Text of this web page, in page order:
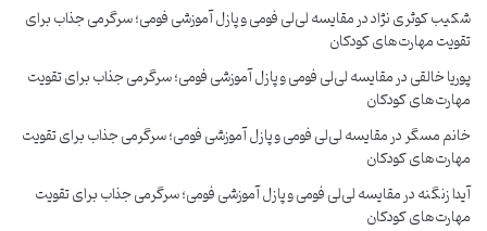
شکیب کوثری نژاددرمقایسه لی‌لی فومی و پازل آموزشی فومی؛ سرگرمی جذاب برای
تقویت مهارت‌های کودکان
پوریا خالقیدرمقایسه لی‌لی فومی و پازل آموزشی فومی؛ سرگرمی جذاب برای تقویت
مهارت‌های کودکان
خانم مسگردرمقایسه لی‌لی فومی و پازل آموزشی فومی؛ سرگرمی جذاب برای تقویت
مهارت‌های کودکان
آیدا زنگنهدرمقایسه لی‌لی فومی و پازل آموزشی فومی؛ سرگرمی جذاب برای تقویت
مهارت‌های کودکان